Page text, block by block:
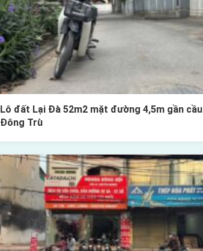
Lô đất Lại Đà 52m2 mặt đường 4,5m gần cầu
Đông Trù